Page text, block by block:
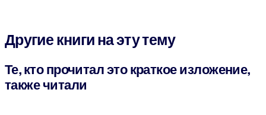
Другие книги на эту тему
Те, кто прочитал это краткое изложение,
также читали